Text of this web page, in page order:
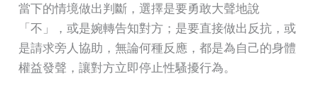
當下的情境做出判斷，選擇是要勇敢大聲地說
「不」，或是婉轉告知對方；是要直接做出反抗，或
是請求旁人協助，無論何種反應，都是為自己的身體
權益發聲，讓對方立即停止性騷擾行為。